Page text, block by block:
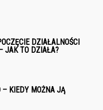
DZIAŁALNOŚCI
JAK TO DZIAŁA?
– KIEDY MOŻNA JĄ